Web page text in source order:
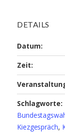
DETAILS
Datum:
Zeit:
Schlagworte:
Kiezgespräch,